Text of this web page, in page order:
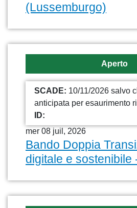
(Lussemburgo)
Aperto
SCADE: 10/11/2026 salvo
anticipata per esaurimento
ID:
mer 08 juil, 2026
Bando Doppia
digitale e sostenibile